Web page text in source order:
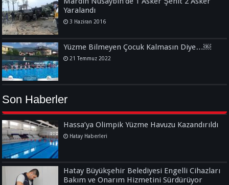
Yaralandı
3 Haziran 2016
Yüzme Bilmeyen Çocuk Kalmasın Diye…￼
21 Temmuz 2022
Son Haberler
Hassa’ya Olimpik Yüzme Havuzu Kazandırıldı
Hatay Haberleri
Hatay Büyükşehir Belediyesi Engelli Cihazları
Bakım ve Onarım Hizmetini Sürdürüyor